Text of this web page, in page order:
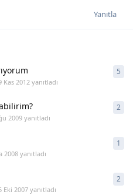
Yanıtla
Kas 2012yanıtladı
5
2009yanıtladı
2
2008yanıtladı
1
Eki 2007yanıtladı
2